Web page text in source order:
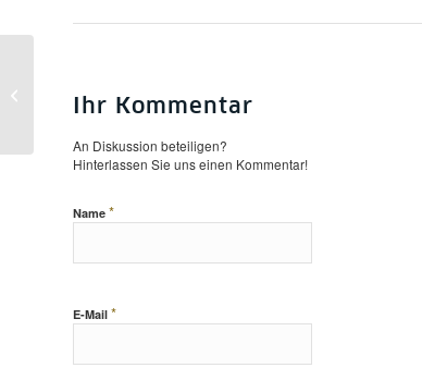
Ihr Kommentar
An Diskussion beteiligen?
Hinterlassen Sie uns einen Kommentar!
Name *
E-Mail *
Christoph Markschies am 1.11.